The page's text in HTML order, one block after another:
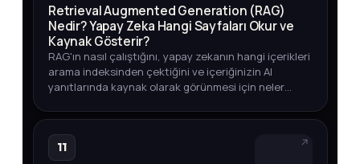
Retrieval Augmented Generation (RAG)
Nedir? Yapay Zeka Hangi Sayfaları Okur ve
Kaynak Gösterir?
RAG'ın nasıl çalıştığını, yapay zekanın hangi içerikleri
arama indeksinden çektiğini ve içeriğinizin AI
yanıtlarında kaynak olarak görünmesi için neler
11